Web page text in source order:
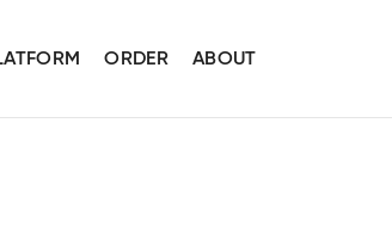
ORDER ABOUT